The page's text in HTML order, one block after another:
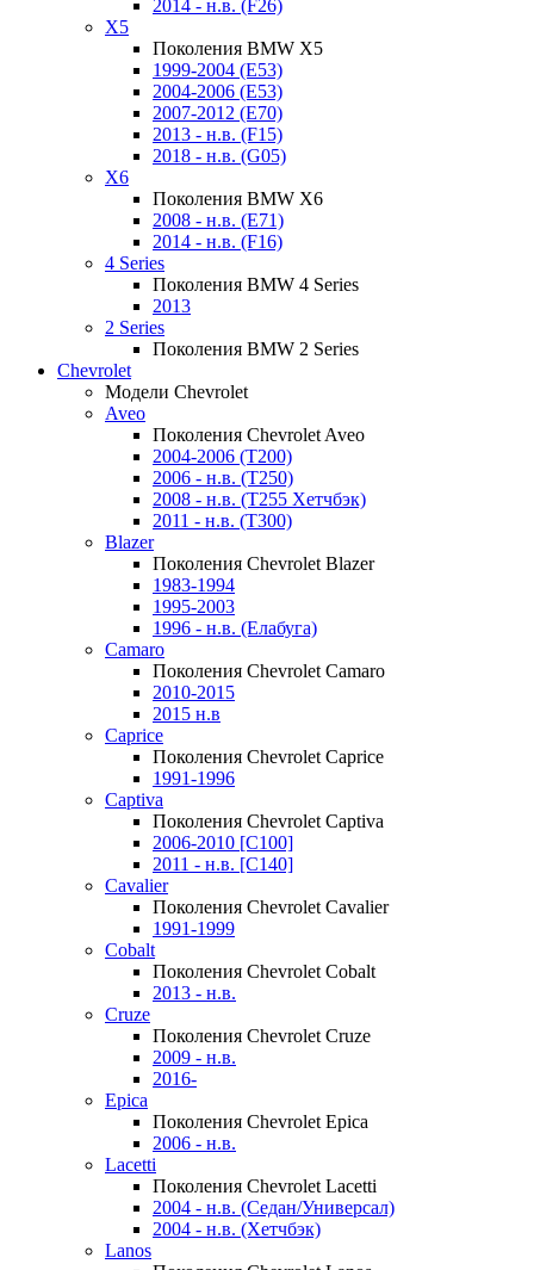
2014 - н.в. (F26)
X5
Поколения BMW X5
1999-2004 (E53)
2004-2006 (E53)
2007-2012 (E70)
2013 - н.в. (F15)
2018 - н.в. (G05)
X6
Поколения BMW X6
2008 - н.в. (E71)
2014 - н.в. (F16)
4 Series
Поколения BMW 4 Series
2013
2 Series
Поколения BMW 2 Series
Chevrolet
Модели Chevrolet
Aveo
Поколения Chevrolet Aveo
2004-2006 (T200)
2006 - н.в. (T250)
2008 - н.в. (T255 Хетчбэк)
2011 - н.в. (Т300)
Blazer
Поколения Chevrolet Blazer
1983-1994
1995-2003
1996 - н.в. (Елабуга)
Camaro
Поколения Chevrolet Camaro
2010-2015
2015 н.в
Caprice
Поколения Chevrolet Caprice
1991-1996
Captiva
Поколения Chevrolet Captiva
2006-2010 [C100]
2011 - н.в. [C140]
Cavalier
Поколения Chevrolet Cavalier
1991-1999
Cobalt
Поколения Chevrolet Cobalt
2013 - н.в.
Cruze
Поколения Chevrolet Cruze
2009 - н.в.
2016-
Epica
Поколения Chevrolet Epica
2006 - н.в.
Lacetti
Поколения Chevrolet Lacetti
2004 - н.в. (Седан/Универсал)
2004 - н.в. (Хетчбэк)
Lanos